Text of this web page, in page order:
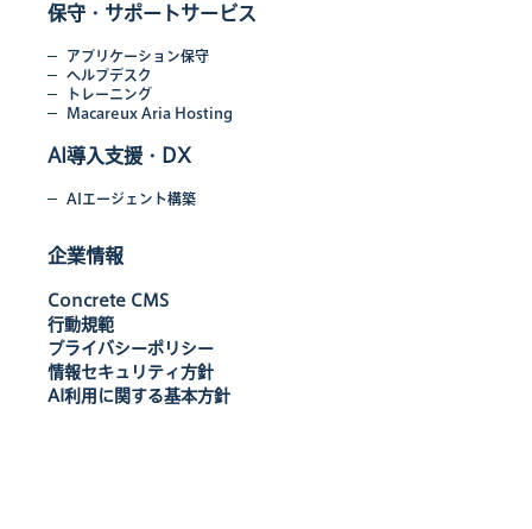
保守・サポートサービス
アプリケーション保守
ヘルプデスク
トレーニング
Macareux Aria Hosting
AI導入支援・DX
AIエージェント構築
企業情報
Concrete CMS
行動規範
プライバシーポリシー
情報セキュリティ方針
AI利用に関する基本方針